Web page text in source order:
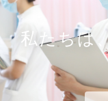
私たちは